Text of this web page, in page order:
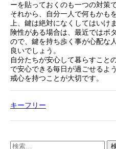
ーを貼っておくのも一つの対策で
それから、自分一人で何もかも
上、鍵は絶対になくしてはいけ
険性がある場合は、最近ではボ
ので、鍵を持ち歩く事が心配な
良いでしょう。
自分たちが安心して暮らすこと
で安心できる毎日が過ごせるよ
戒心を持つことが大切です。
キーフリー
検